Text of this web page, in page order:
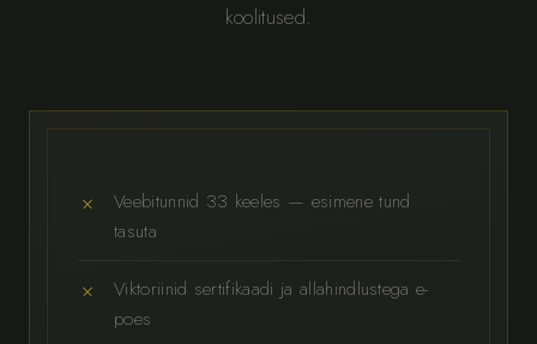
koolitused.
Veebitunnid 33 keeles — esimene tund
tasuta
Viktoriinid sertifikaadi ja allahindlustega e-
poes